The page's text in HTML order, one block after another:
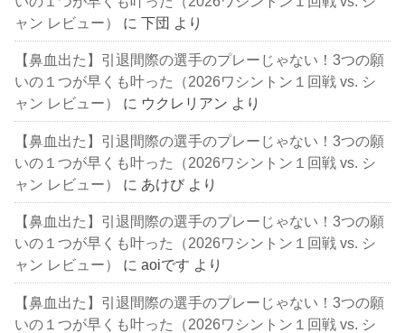
ャン レビュー）
に下団 より
【鼻血出た】引退間際の選手のプレーじゃない！3つの願
いの１つが早くも叶った（2026ワシントン１回戦 vs. シ
ャン レビュー）
に ウクレリアン より
【鼻血出た】引退間際の選手のプレーじゃない！3つの願
いの１つが早くも叶った（2026ワシントン１回戦 vs. シ
ャン レビュー）
に あけび より
【鼻血出た】引退間際の選手のプレーじゃない！3つの願
いの１つが早くも叶った（2026ワシントン１回戦 vs. シ
ャン レビュー）
にaoiです より
【鼻血出た】引退間際の選手のプレーじゃない！3つの願
いの１つが早くも叶った（2026ワシントン１回戦 vs. シ